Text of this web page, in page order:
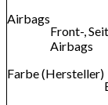
Airbags
Front-,
Airbags
Farbe (Hersteller)